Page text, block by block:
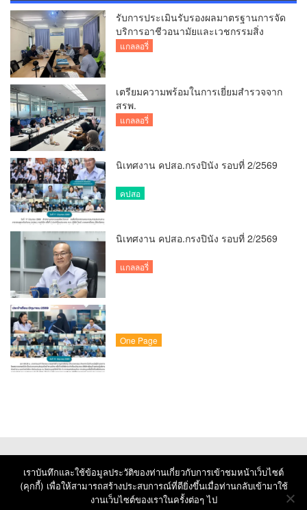
รับการประเมินรับรองผลมาตรฐานการจัด
บริการอาชีวอนามัยและเวชกรรมสิ่ง
แวดล้อม
แกลลอรี่
เตรียมความพร้อมในการเยี่ยมสำรวจจาก
สรพ.
แกลลอรี่
นิเทศงาน คปสอ.กรงปินัง รอบที่ 2/2569
คปสอ
นิเทศงาน คปสอ.กรงปินัง รอบที่ 2/2569
แกลลอรี่
One Page
เราบันทึกและใช้ข้อมูลประวัติของท่านเกี่ยวกับการเข้าชมหน้าเว็บไซต์
(คุกกี้) เพื่อให้สามารถสร้างประสบการณ์ที่ดียิ่งขึ้นเมื่อท่านกลับเข้ามาใช้
งานเว็บไซต์ของเราในครั้งต่อๆ ไป